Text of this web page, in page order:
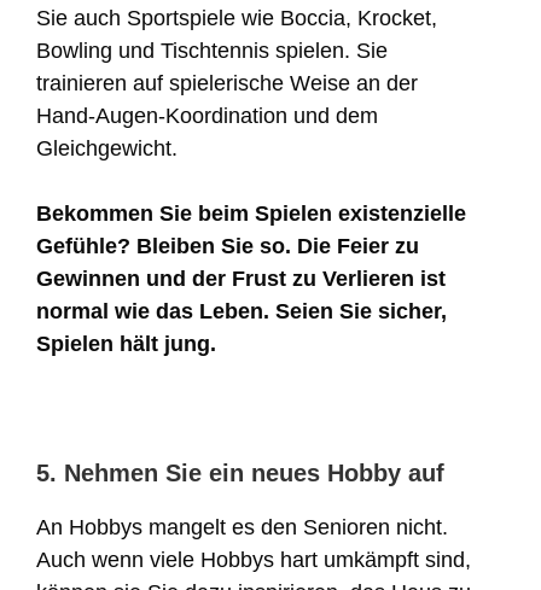
Sie auch Sportspiele wie Boccia, Krocket,
Bowling und Tischtennis spielen. Sie
trainieren auf spielerische Weise an der
Hand-Augen-Koordination und dem
Gleichgewicht.
Bekommen Sie beim Spielen existenzielle
Gefühle? Bleiben Sie so. Die Feier zu
Gewinnen und der Frust zu Verlieren ist
normal wie das Leben. Seien Sie sicher,
Spielen hält jung.
5. Nehmen Sie ein neues Hobby auf
An Hobbys mangelt es den Senioren nicht.
Auch wenn viele Hobbys hart umkämpft sind,